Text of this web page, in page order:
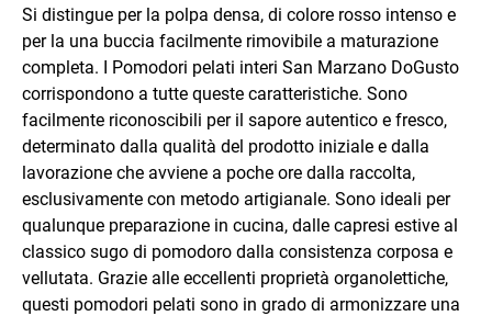
Si distingue per la polpa densa, di colore rosso intenso e
per la una buccia facilmente rimovibile a maturazione
completa. I Pomodori pelati interi San Marzano DoGusto
corrispondono a tutte queste caratteristiche. Sono
facilmente riconoscibili per il sapore autentico e fresco,
determinato dalla qualità del prodotto iniziale e dalla
lavorazione che avviene a poche ore dalla raccolta,
esclusivamente con metodo artigianale. Sono ideali per
qualunque preparazione in cucina, dalle capresi estive al
classico sugo di pomodoro dalla consistenza corposa e
vellutata. Grazie alle eccellenti proprietà organolettiche,
questi pomodori pelati sono in grado di armonizzare una